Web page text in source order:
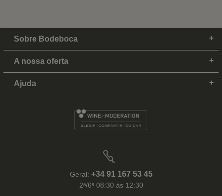
Sobre Bodeboca
A nossa oferta
Ajuda
Geral: +34 91 167 53 45
2ᵃ/6ᵃ 08:30 às 12:30